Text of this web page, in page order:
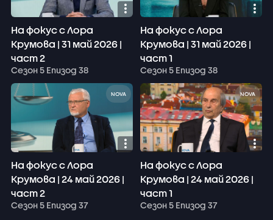
На фокус с Лора
Крумова | 31 май 2026 |
част 2
Сезон 5 Епизод 38
На фокус с Лора
Крумова | 31 май 2026 |
част 1
Сезон 5 Епизод 38
NOVA
На фокус с Лора
Крумова | 24 май 2026 |
част 2
Сезон 5 Епизод 37
NOVA
На фокус с Лора
Крумова | 24 май 2026 |
част 1
Сезон 5 Епизод 37